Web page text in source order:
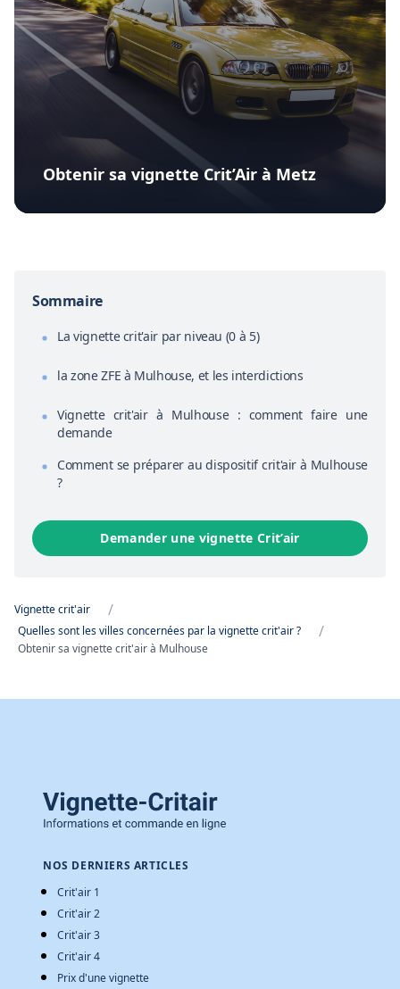
Obtenir sa vignette Crit’Air à Metz
Sommaire
La vignette crit'air par niveau (0 à 5)
la zone ZFE à Mulhouse, et les interdictions
Vignette crit'air à Mulhouse : comment faire une
demande
Comment se préparer au dispositif crit'air à Mulhouse
?
Demander une vignette Crit’air
Vignette crit'air /
Quelles sont les villes concernées par la vignette crit'air ? /
Obtenir sa vignette crit'air à Mulhouse
NOS DERNIERS ARTICLES
Crit'air 1
Crit'air 2
Crit'air 3
Crit'air 4
Prix d'une vignette